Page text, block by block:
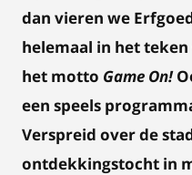
dan vieren we
helemaal in het
het motto Game On!
een speels
Verspreid over de
ontdekkingstocht in